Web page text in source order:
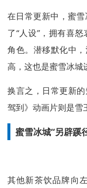
在日常更新中，蜜
了“人设”，拥有喜
角色。潜移默化中
高，这也是蜜雪冰城
换言之，日常更新
驾到》动画片则是雪
蜜雪冰城“另辟蹊
其他新茶饮品牌向